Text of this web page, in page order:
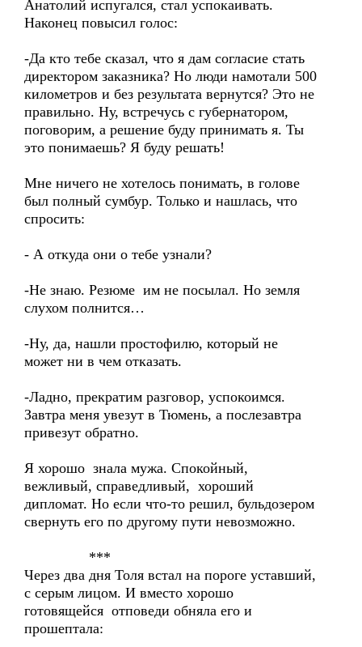
Анатолий испугался, стал успокаивать.
Наконец повысил голос:
-Да кто тебе сказал, что я дам согласие стать
директором заказника? Но люди намотали 500
километров и без результата вернутся? Это не
правильно. Ну, встречусь с губернатором,
поговорим, а решение буду принимать я. Ты
это понимаешь? Я буду решать!
Мне ничего не хотелось понимать, в голове
был полный сумбур. Только и нашлась, что
спросить:
- А откуда они о тебе узнали?
-Не знаю. Резюме им не посылал. Но земля
слухом полнится…
-Ну, да, нашли простофилю, который не
может ни в чем отказать.
-Ладно, прекратим разговор, успокоимся.
Завтра меня увезут в Тюмень, а послезавтра
привезут обратно.
Я хорошо знала мужа. Спокойный,
вежливый, справедливый, хороший
дипломат. Но если что-то решил, бульдозером
свернуть его по другому пути невозможно.
***
Через два дня Толя встал на пороге уставший,
с серым лицом. И вместо хорошо
готовящейся отповеди обняла его и
прошептала: